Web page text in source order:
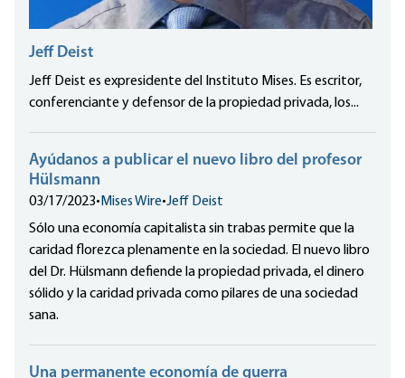
Jeff Deist
Jeff Deist es expresidente del Instituto Mises. Es escritor,
conferenciante y defensor de la propiedad privada, los...
Ayúdanos a publicar el nuevo libro del profesor
Hülsmann
03/17/2023•Mises Wire•Jeff Deist
Sólo una economía capitalista sin trabas permite que la
caridad florezca plenamente en la sociedad. El nuevo libro
del Dr. Hülsmann defiende la propiedad privada, el dinero
sólido y la caridad privada como pilares de una sociedad
sana.
Una permanente economía de guerra